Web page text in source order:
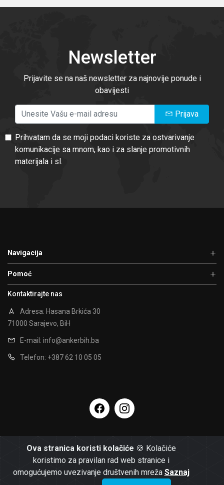
Ova stranica koristi kolačiće 🍪 Kolačiće
koristimo za pravilan rad web stranice i
omogućujemo uvezivanje društvenih mreža Saznaj
Newsletter
Prijavite se na naš newsletter za najnovije ponude i
obavijesti
Prijava
Prihvatam da se moji podaci koriste za ostvarivanje
komunikacije sa mnom, kao i za slanje promotivnih
materijala i sl.
Navigacija
Pomoć
Kontaktirajte nas
Adresa: Hasana Brkića 30
71000 Sarajevo, BiH
E-mail: info@ankerbih.ba
Telefon: +387 62 10 05 05